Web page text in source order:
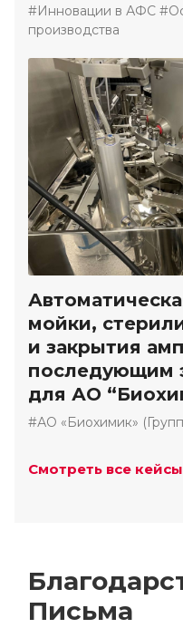
#Инновации в АФС
производства
мойки,
и закрытия
последующим
для АО
#АО «Биохимик»
Смотреть все кейсы
Письма